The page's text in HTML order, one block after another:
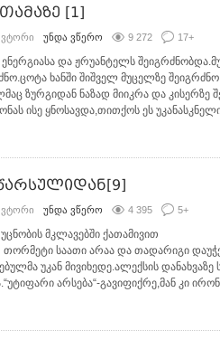
[1]
უნდა ვწერო 9 272 17+
და ჟრუანტელს
ხანში შიშველ მუცელზე შეიგრძნო
ზურგიდან ნაზად მიიკრა და კისერზე
ისე ყნოსავდა,თითქოს ეს
უნდა ვწერო 4 395 5+
მკლავებში ქათამივით
საათი არაა და თადარიგი
უკან მივიხედე.ალექსის დანახვაზე
არსება“-გავიფიქრე,მან კი